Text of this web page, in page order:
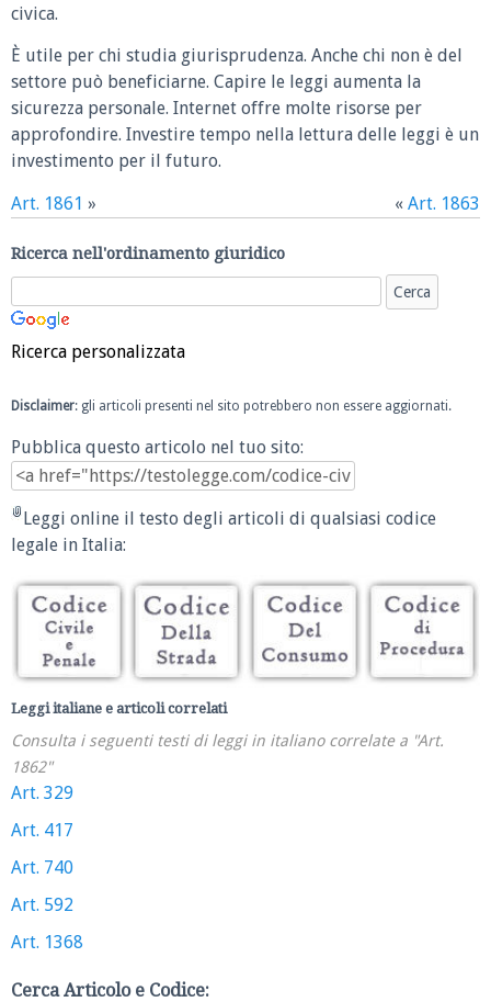
civica.
È utile per chi studia giurisprudenza. Anche chi non è del
settore può beneficiarne. Capire le leggi aumenta la
sicurezza personale. Internet offre molte risorse per
approfondire. Investire tempo nella lettura delle leggi è un
investimento per il futuro.
Art. 1861 » « Art. 1863
Ricerca nell'ordinamento giuridico
Ricerca personalizzata
Disclaimer: gli articoli presenti nel sito potrebbero non essere aggiornati.
Pubblica questo articolo nel tuo sito:
Leggi online il testo degli articoli di qualsiasi codice
legale in Italia:
Leggi italiane e articoli correlati
Consulta i seguenti testi di leggi in italiano correlate a "Art.
1862"
Art. 329
Art. 417
Art. 740
Art. 592
Art. 1368
Cerca Articolo e Codice: